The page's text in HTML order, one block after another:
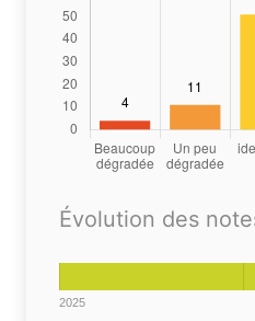
Évolution des
2025